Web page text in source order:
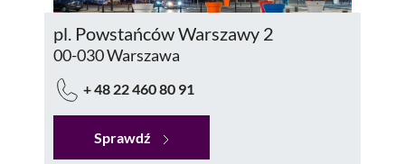
pl. Powstańców Warszawy 2
00-030 Warszawa
+ 48 22 460 80 91
Sprawdź